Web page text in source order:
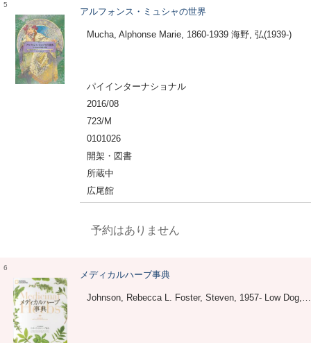
5
アルフォンス・ミュシャの世界
Mucha, Alphonse Marie, 1860-1939 海野, 弘(1939-)
パイインターナショナル
2016/08
723/M
0101026
開架・図書
所蔵中
広尾館
予約はありません
6
メディカルハーブ事典
Johnson, Rebecca L. Foster, Steven, 1957- Low Dog, Tieraona Kiefer, David Weil, Andrew 日本メディカルハーブ協会 関, 利枝子 倉田, 真木